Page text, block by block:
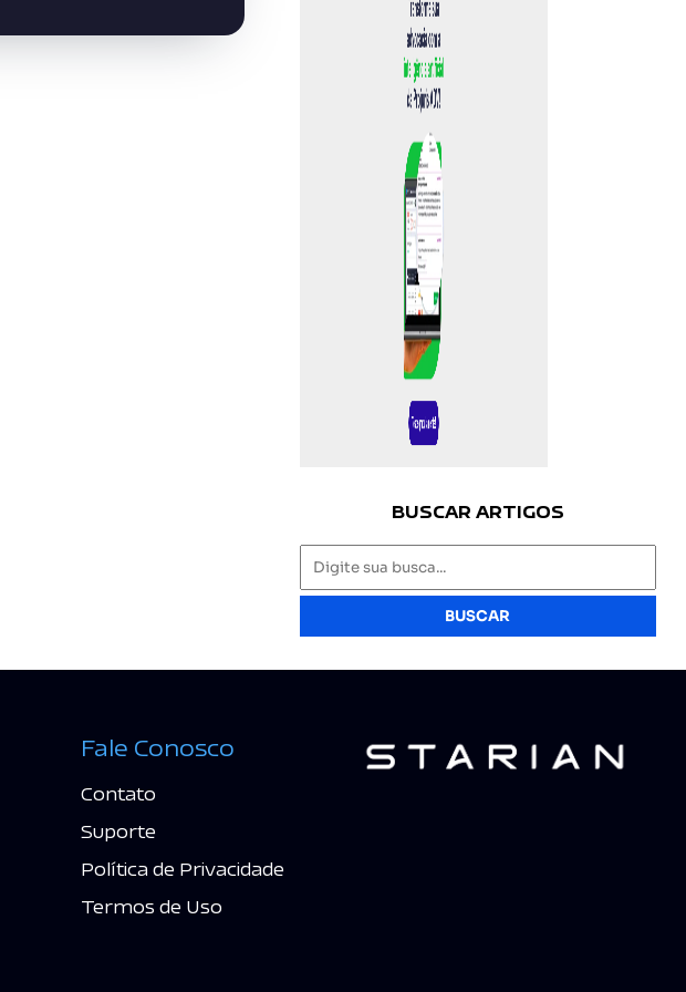
BUSCAR ARTIGOS
BUSCAR
Fale Conosco
Contato
Suporte
Política de Privacidade
Termos de Uso